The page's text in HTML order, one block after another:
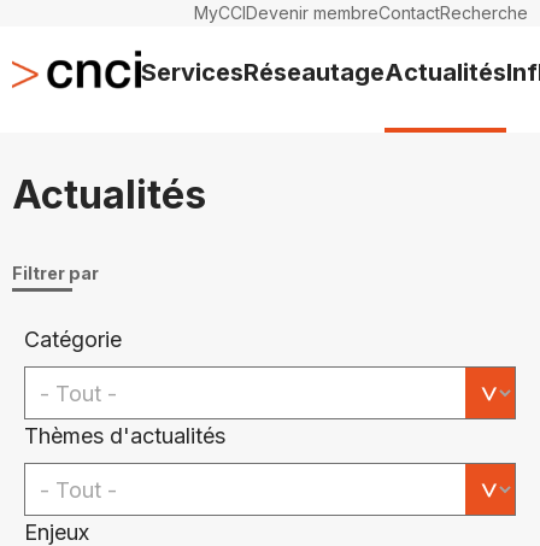
MyCCIDevenir membreContactRecherche
ServicesRéseautageActualités
Actualités
Filtrer par
Catégorie
Thèmes d'actualités
Enjeux